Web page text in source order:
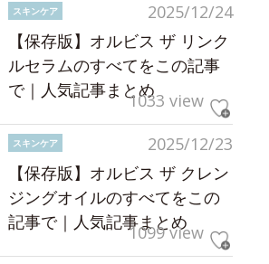
2025/12/24
スキンケア
【保存版】オルビス ザ リンク
ルセラムのすべてをこの記事
で｜人気記事まとめ1033 view
2025/12/23
スキンケア
【保存版】オルビス ザ クレン
ジングオイルのすべてをこの
記事で｜人気記事まとめ
1099 view